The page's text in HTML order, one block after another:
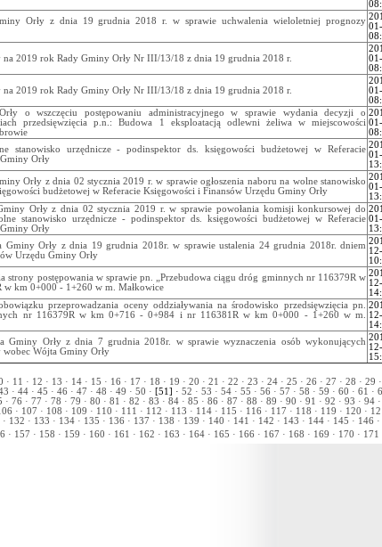
Orły z dnia 19 grudnia 2018 r. w sprawie uchwalenia wieloletniej prognozy
na 2019 rok Rady Gminy Orły Nr III/13/18 z dnia 19 grudnia 2018 r.
na 2019 rok Rady Gminy Orły Nr III/13/18 z dnia 19 grudnia 2018 r.
o wszczęciu postępowaniu administracyjnego w sprawie wydania decyzji o
przedsięwzięcia p.n.: Budowa 1 eksploatacją odlewni żeliwa w miejscowości
stanowisko urzędnicze - podinspektor ds. księgowości budżetowej w Referacie
Orły
Orły z dnia 02 stycznia 2019 r. w sprawie ogłoszenia naboru na wolne stanowisko
budżetowej w Referacie Księgowości i Finansów Urzędu Gminy Orły
Orły z dnia 02 stycznia 2019 r. w sprawie powołania komisji konkursowej do
stanowisko urzędnicze - podinspektor ds. księgowości budżetowej w Referacie
Orły
Gminy Orły z dnia 19 grudnia 2018r. w sprawie ustalenia 24 grudnia 2018r. dniem
Urzędu Gminy Orły
strony postępowania w sprawie pn. „Przebudowa ciągu dróg gminnych nr 116379R w
km 0+000 - 1+260 w m. Małkowice
przeprowadzania oceny oddziaływania na środowisko przedsięwzięcia pn.
nr 116379R w km 0+716 - 0+984 i nr 116381R w km 0+000 - 1+260 w m.
Gminy Orły z dnia 7 grudnia 2018r. w sprawie wyznaczenia osób wykonujących
wobec Wójta Gminy Orły
· 11 · 12 · 13 · 14 · 15 · 16 · 17 · 18 · 19 · 20 · 21 · 22 · 23 · 24 · 25 · 26 · 27 · 28 · 29 ·
· 44 · 45 · 46 · 47 · 48 · 49 · 50 · [51] · 52 · 53 · 54 · 55 · 56 · 57 · 58 · 59 · 60 · 61 ·
· 76 · 77 · 78 · 79 · 80 · 81 · 82 · 83 · 84 · 85 · 86 · 87 · 88 · 89 · 90 · 91 · 92 · 93 · 94 ·
· 107 · 108 · 109 · 110 · 111 · 112 · 113 · 114 · 115 · 116 · 117 · 118 · 119 · 120 ·
132 · 133 · 134 · 135 · 136 · 137 · 138 · 139 · 140 · 141 · 142 · 143 · 144 · 145 · 146 ·
· 157 · 158 · 159 · 160 · 161 · 162 · 163 · 164 · 165 · 166 · 167 · 168 · 169 · 170 · 171